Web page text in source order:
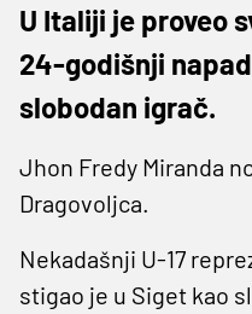
U Italiji je proveo
24-godišnji
slobodan igrač.
Jhon Fredy Miranda
Dragovoljca.
Nekadašnji U-17
stigao je u Siget kao